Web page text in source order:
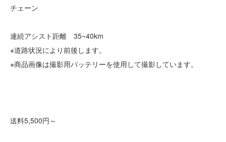
チェーン
連続アシスト距離 35~40km
※道路状況により前後します。
※商品画像は撮影用バッテリーを使用して撮影しています。
送料5,500円～